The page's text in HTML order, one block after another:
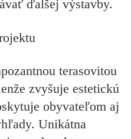
ďalšej výstavby.
terasovitou
zvyšuje estetickú
obyvateľom aj
Unikátna